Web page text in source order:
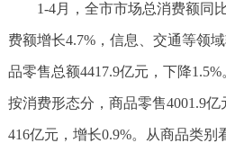
1-4月，全市市场总消费额同
费额增长4.7%，信息、交通等领
品零售总额4417.9亿元，下降
按消费形态分，商品零售4001.9亿
416亿元，增长0.9%。从商品类